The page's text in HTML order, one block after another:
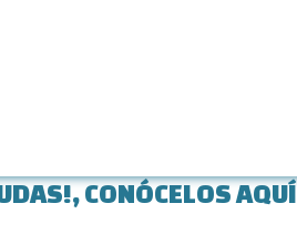
CONÓCELOS AQUÍ